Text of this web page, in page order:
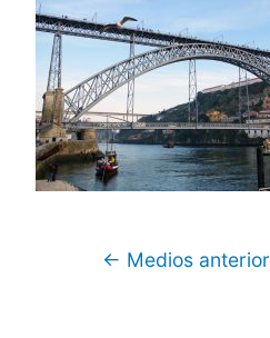
Navegación
← Medios anterior